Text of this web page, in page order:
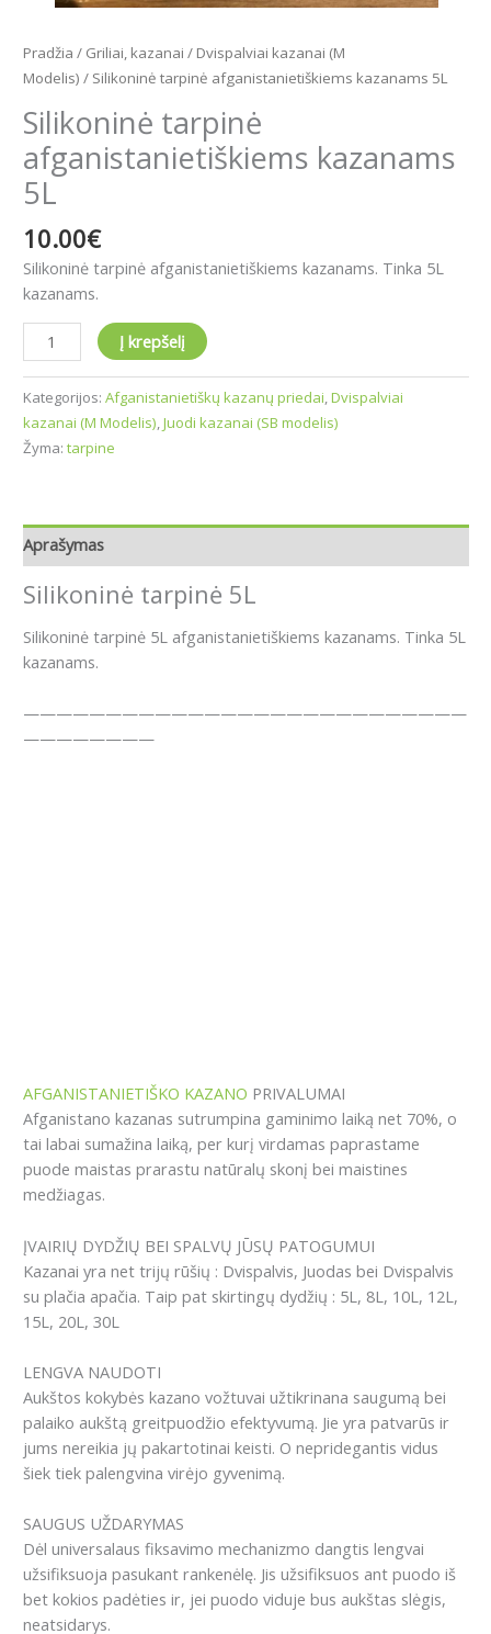
Pradžia / Griliai, kazanai / Dvispalviai kazanai (M
Modelis) / Silikoninė tarpinė afganistanietiškiems kazanams 5L
Silikoninė tarpinė
afganistanietiškiems kazanams
5L
10.00€
Silikoninė tarpinė afganistanietiškiems kazanams. Tinka 5L
kazanams.
Į krepšelį
Kategorijos: Afganistanietiškų kazanų priedai,Dvispalviai
kazanai (M Modelis),Juodi kazanai (SB modelis)
Žyma: tarpine
Aprašymas
Silikoninė tarpinė 5L
Silikoninė tarpinė 5L afganistanietiškiems kazanams. Tinka 5L
kazanams.
———————————————————————————
————————
AFGANISTANIETIŠKO KAZANO PRIVALUMAI
Afganistano kazanas sutrumpina gaminimo laiką net 70%, o
tai labai sumažina laiką, per kurį virdamas paprastame
puode maistas prarastu natūralų skonį bei maistines
medžiagas.
ĮVAIRIŲ DYDŽIŲ BEI SPALVŲ JŪSŲ PATOGUMUI
Kazanai yra net trijų rūšių : Dvispalvis, Juodas bei Dvispalvis
su plačia apačia. Taip pat skirtingų dydžių : 5L, 8L, 10L, 12L,
15L, 20L, 30L
LENGVA NAUDOTI
Aukštos kokybės kazano vožtuvai užtikrinana saugumą bei
palaiko aukštą greitpuodžio efektyvumą. Jie yra patvarūs ir
jums nereikia jų pakartotinai keisti. O nepridegantis vidus
šiek tiek palengvina virėjo gyvenimą.
SAUGUS UŽDARYMAS
Dėl universalaus fiksavimo mechanizmo dangtis lengvai
užsifiksuoja pasukant rankenėlę. Jis užsifiksuos ant puodo iš
bet kokios padėties ir, jei puodo viduje bus aukštas slėgis,
neatsidarys.